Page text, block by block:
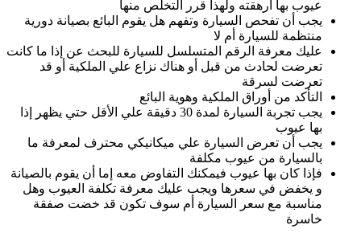
عيوب بها أرهقته ولهذا قرر التخلص منها
يجب أن تفحص السيارة وتفهم هل يقوم البائع بصيانة دورية
منتظمة للسيارة أم لا
عليك معرفة الرقم المتسلسل للسيارة للبحث عن إذا ما كانت
تعرضت لحادث من قبل أو هناك نزاع علي الملكية أو قد
تعرضت لسرقة
التأكد من أوراق الملكية وهوية البائع
يجب تجربة السيارة لمدة 30 دقيقة علي الأقل حتي يظهر إذا
بها عيوب
يجب أن تعرض السيارة علي ميكانيكي محترف لمعرفة ما
بالسيارة من عيوب مكلفة
فإذا كان بها عيوب فيمكنك التفاوض معه إما أن يقوم بالصيانة
و يخفض في سعرها ويجب عليك معرفة تكلفة العيوب وهل
مناسبة مع سعر السيارة أم سوف تكون قد خضت صفقة
خاسرة